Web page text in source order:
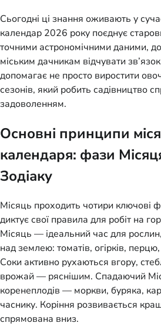
Сьогодні ці знання оживають у
календар 2026 року поєднує
точними астрономічними даними,
міським дачникам відчувати
допомагає не просто виростити
сезонів, який робить садівництво
задоволенням.
Основні принципи
календаря: фази
Зодіаку
Місяць проходить чотири ключові
диктує свої правила для робіт на
Місяць — ідеальний час для
над землею: томатів, огірків,
Соки активно рухаються вгору,
врожай — ряснішим. Спадаючий
коренеплодів — моркви, буряка,
часнику. Коріння розвивається
спрямована вниз.